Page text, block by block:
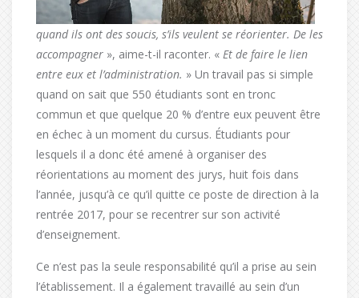
quand ils ont des soucis, s’ils veulent se réorienter. De les
accompagner », aime-t-il raconter. « Et de faire le lien
entre eux et l’administration. » Un travail pas si simple
quand on sait que 550 étudiants sont en tronc
commun et que quelque 20 % d’entre eux peuvent être
en échec à un moment du cursus. Étudiants pour
lesquels il a donc été amené à organiser des
réorientations au moment des jurys, huit fois dans
l’année, jusqu’à ce qu’il quitte ce poste de direction à la
rentrée 2017, pour se recentrer sur son activité
d’enseignement.
Ce n’est pas la seule responsabilité qu’il a prise au sein
l’établissement. Il a également travaillé au sein d’un